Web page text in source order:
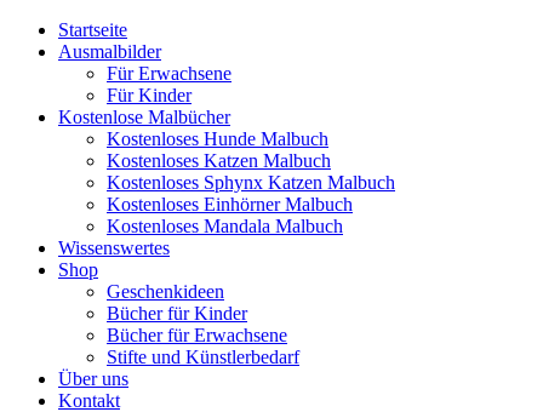
Startseite
Ausmalbilder
Für Erwachsene
Für Kinder
Kostenlose Malbücher
Kostenloses Hunde Malbuch
Kostenloses Katzen Malbuch
Kostenloses Sphynx Katzen Malbuch
Kostenloses Einhörner Malbuch
Kostenloses Mandala Malbuch
Wissenswertes
Shop
Geschenkideen
Bücher für Kinder
Bücher für Erwachsene
Stifte und Künstlerbedarf
Über uns
Kontakt